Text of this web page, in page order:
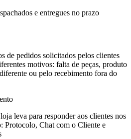
e entregues no prazo
de pedidos solicitados pelos clientes
motivos: falta de peças, produto
ou pelo recebimento fora do
leva para responder aos clientes nos
Protocolo, Chat com o Cliente e